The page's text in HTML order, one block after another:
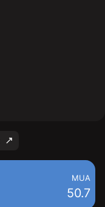
MUA
50.7